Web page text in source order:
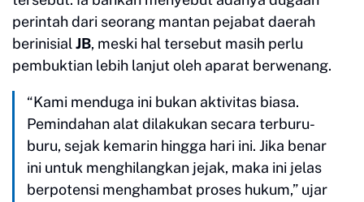
perintah dari seorang mantan pejabat daerah
berinisial JB, meski hal tersebut masih perlu
pembuktian lebih lanjut oleh aparat berwenang.
“Kami menduga ini bukan aktivitas biasa.
Pemindahan alat dilakukan secara terburu-
buru, sejak kemarin hingga hari ini. Jika benar
ini untuk menghilangkan jejak, maka ini jelas
berpotensi menghambat proses hukum,” ujar